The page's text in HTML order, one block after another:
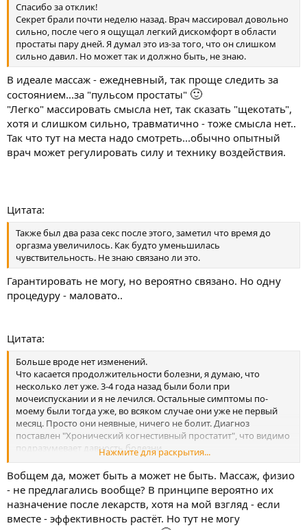
Спасибо за отклик!
Секрет брали почти неделю назад. Врач массировал довольно
сильно, после чего я ощущал легкий дискомфорт в области
простаты пару дней. Я думал это из-за того, что он слишком
сильно давил. Но может так и должно быть, не знаю.
В идеале массаж - ежедневный, так проще следить за
состоянием...за "пульсом простаты" 🙂
"Легко" массировать смысла нет, так сказать "щекотать",
хотя и слишком сильно, травматично - тоже смысла нет..
Так что тут на места надо смотреть...обычно опытный
врач может регулировать силу и технику воздействия.
Цитата:
Также был два раза секс после этого, заметил что время до
оргазма увеличилось. Как будто уменьшилась
чувствительность. Не знаю связано ли это.
Гарантировать не могу, но вероятно связано. Но одну
процедуру - маловато..
Цитата:
Больше вроде нет изменений.
Что касается продолжительности болезни, я думаю, что
несколько лет уже. 3-4 года назад были боли при
мочеиспускании и я не лечился. Остальные симптомы по-
моему были тогда уже, во всяком случае они уже не первый
месяц. Просто они неявные, ничего не болит. Диагноз
поставлен "Хронический когнестивный простатит", что видимо
подразумевает давность болезни.
С врачом мы договорились, что я пройду выписанный курс,
после чего обращусь снова. Пока видимо так и сделаю, хотя
подозреваю, что данный курс мне не совсем нужен. Я понял
врача так что антибиотик принимается на всякий случай, так
как в простате могут быть микробы. А может и не быть
Нажмите для раскрытия...
Вобщем да, может быть а может не быть. Массаж, физио
- не предлагались вообще? В принципе вероятно их
назначение после лекарств, хотя на мой взгляд - если
вместе - эффективность растёт. Но тут не могу